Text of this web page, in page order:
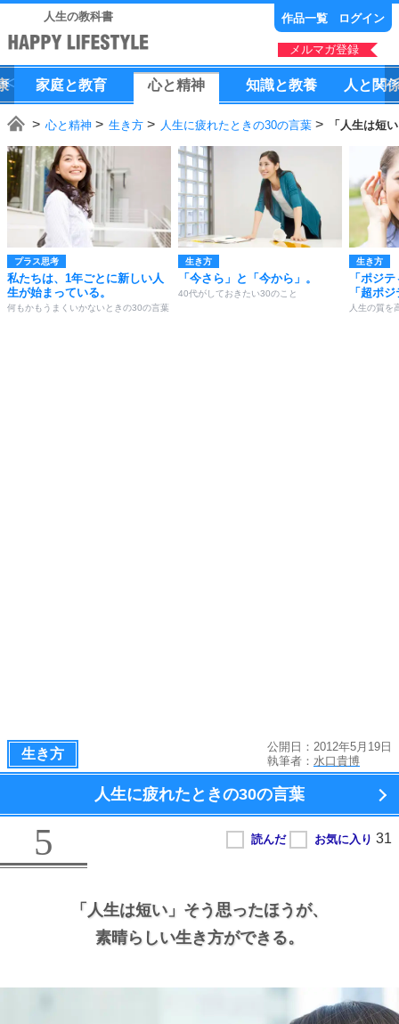
人生の教科書 作品一覧 ログイン
メルマガ登録
家庭と教育 心と精神 知識と教養 人 と 関
心と精神 生き方 人生に疲れたときの30の言葉 「人生は短
プラス思考
私たちは、1年ごとに新しい人
生が始まっている。
何もかもうまくいかないときの30の言葉
生き方
「今さら」と「今から」。
40代がしておきたい30のこと
生き方
「ポジ
「超ポ
人生の質を
生き方
公開日：2012年5月19日
執筆者： 水口貴博
人生に疲れたときの30の言葉
5
「人生は短い」 そう思ったほうが、
素晴らしい生き方ができる。